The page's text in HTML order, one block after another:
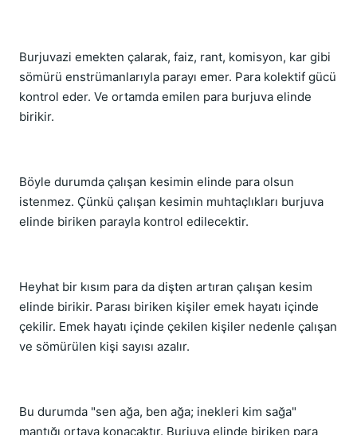
Burjuvazi emekten çalarak, faiz, rant, komisyon, kar gibi
sömürü enstrümanlarıyla parayı emer. Para kolektif gücü
kontrol eder. Ve ortamda emilen para burjuva elinde
birikir.
Böyle durumda çalışan kesimin elinde para olsun
istenmez. Çünkü çalışan kesimin muhtaçlıkları burjuva
elinde biriken parayla kontrol edilecektir.
Heyhat bir kısım para da dişten artıran çalışan kesim
elinde birikir. Parası biriken kişiler emek hayatı içinde
çekilir. Emek hayatı içinde çekilen kişiler nedenle çalışan
ve sömürülen kişi sayısı azalır.
Bu durumda "sen ağa, ben ağa; inekleri kim sağa"
mantığı ortaya konacaktır. Burjuva elinde biriken para